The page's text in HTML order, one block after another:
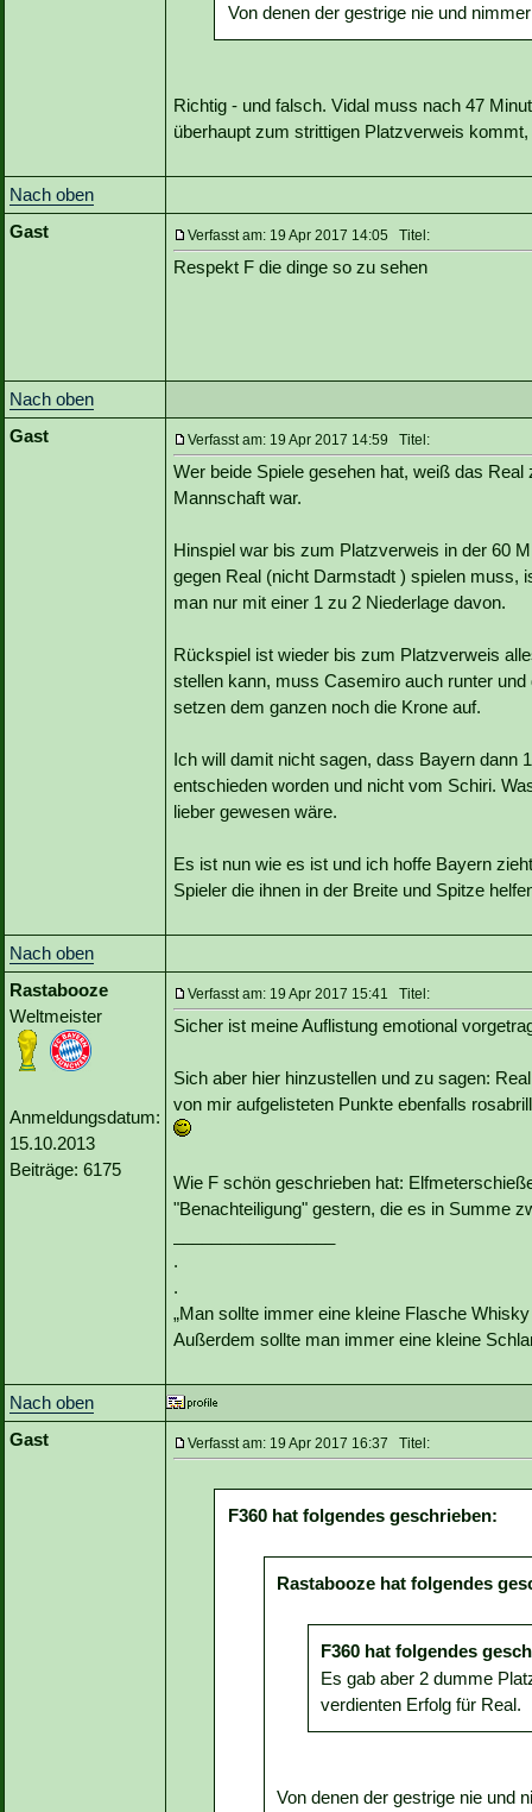
Von denen der gestrige nie und
Richtig - und falsch. Vidal muss nach 47
überhaupt zum strittigen Platzverweis
Nach oben
Gast
Verfasst am: 19 Apr 2017 14:05 Titel:
Respekt F die dinge so zu sehen
Nach oben
Gast
Verfasst am: 19 Apr 2017 14:59 Titel:
Wer beide Spiele gesehen hat, weiß das
Mannschaft war.
Hinspiel war bis zum Platzverweis in der 60
gegen Real (nicht Darmstadt ) spielen
man nur mit einer 1 zu 2 Niederlage davon.
Rückspiel ist wieder bis zum Platzverweis
stellen kann, muss Casemiro auch runter
setzen dem ganzen noch die Krone auf.
Ich will damit nicht sagen, dass Bayern dann
entschieden worden und nicht vom Schiri.
lieber gewesen wäre.
Es ist nun wie es ist und ich hoffe Bayern
Spieler die ihnen in der Breite und Spitze
Nach oben
Rastabooze
Weltmeister
Anmeldungsdatum:
15.10.2013
Beiträge: 6175
Verfasst am: 19 Apr 2017 15:41 Titel:
Sicher ist meine Auflistung emotional
Sich aber hier hinzustellen und zu sagen:
von mir aufgelisteten Punkte ebenfalls
Wie F schön geschrieben hat:
"Benachteiligung" gestern, die es in Summe
.
.
„Man sollte immer eine kleine Flasche
Außerdem sollte man immer eine kleine
Nach oben
Gast
Verfasst am: 19 Apr 2017 16:37 Titel:
F360 hat folgendes geschrieben:
Rastabooze hat folgendes
F360 hat folgendes
Es gab aber 2 dumme
verdienten Erfolg für Real.
Von denen der gestrige nie und